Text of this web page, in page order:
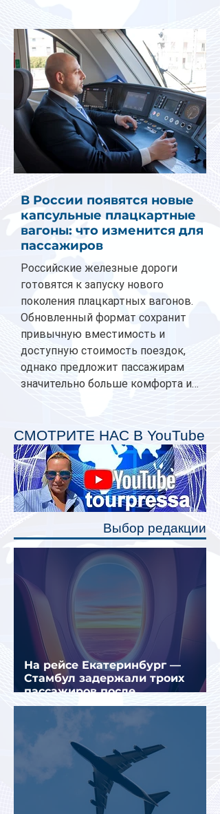
В России появятся новые
капсульные плацкартные
вагоны: что изменится для
пассажиров
Российские железные дороги
готовятся к запуску нового
поколения плацкартных вагонов.
Обновленный формат сохранит
привычную вместимость и
доступную стоимость поездок,
однако предложит пассажирам
значительно больше комфорта и
планируется начать в 2027 году.
Одним из главных нововведений
станут индивидуальные шторки у
каждого спального места. Они
позволят пассажирам закрыть свою
полку во время сна или отдыха,
СМОТРИТЕ НАС В YouTube
Выбор редакции
На рейсе Екатеринбург —
Стамбул задержали троих
пассажиров после
предполагаемой серии краж